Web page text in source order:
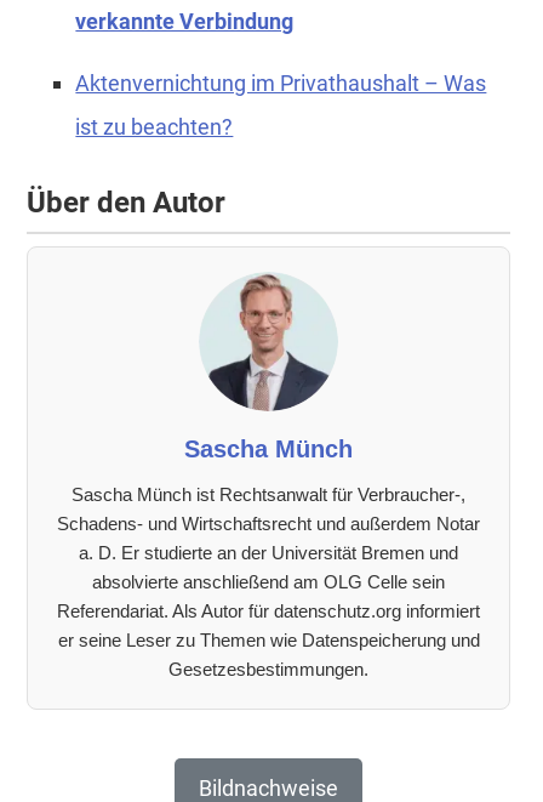
verkannte Verbindung
Aktenvernichtung im Privathaushalt – Was
ist zu beachten?
Über den Autor
Sascha Münch
Sascha Münch ist Rechtsanwalt für Verbraucher-,
Schadens- und Wirtschaftsrecht und außerdem Notar
a. D. Er studierte an der Universität Bremen und
absolvierte anschließend am OLG Celle sein
Referendariat. Als Autor für datenschutz.org informiert
er seine Leser zu Themen wie Datenspeicherung und
Gesetzesbestimmungen.
Bildnachweise